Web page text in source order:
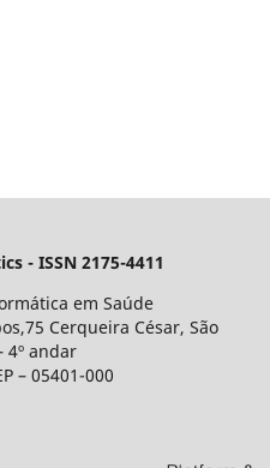
- ISSN 2175-4411
em Saúde
Cerqueira César, São
4º andar
– 05401-000